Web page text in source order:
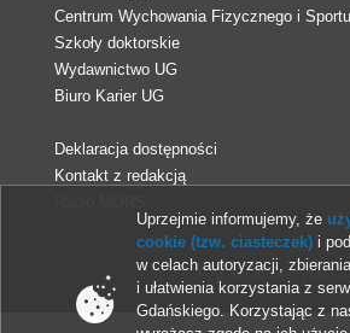
Centrum Wychowania Fizycznego i Sportu
Szkoły doktorskie
Wydawnictwo UG
Biuro Karier UG
Deklaracja dostępności
Kontakt z redakcją
© 2013-2026 Uniwersytet
Uprzejmie informujemy, że
cookie (tzw. ciasteczek) i
w celach autoryzacji,
i ułatwienia korzystania z
Gdańskiego. Korzystając z